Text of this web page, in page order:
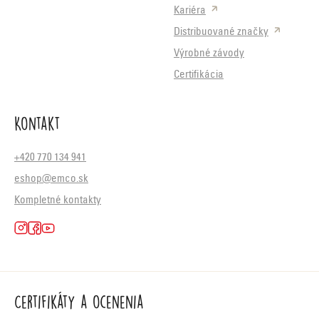
Kariéra
Distribuované značky
Výrobné závody
Certifikácia
Kontakt
+420 770 134 941
eshop@emco.sk
Kompletné kontakty
Certifikáty a ocenenia